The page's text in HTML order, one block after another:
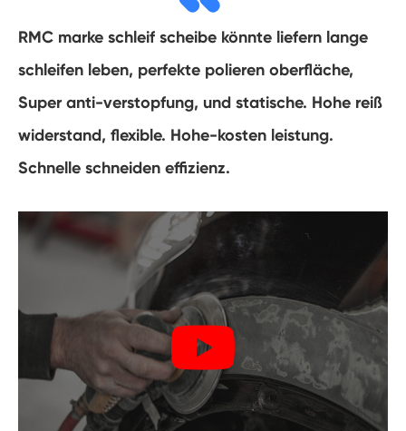
RMC marke schleif scheibe könnte liefern lange
schleifen leben, perfekte polieren oberfläche,
Super anti-verstopfung, und statische. Hohe reiß
widerstand, flexible. Hohe-kosten leistung.
Schnelle schneiden effizienz.